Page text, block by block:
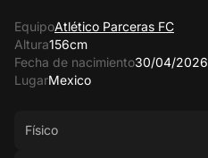
EquipoAtlético Parceras FC
Altura156cm
Fecha de nacimiento30/04/2026
LugarMexico
Físico